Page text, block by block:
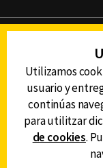
Utilizamos
usuario y
continúas
para utilitzar
de cookies.